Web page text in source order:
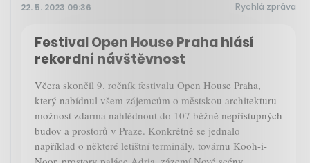
22. 5. 2023 09:36 Rychlá zpráva
Festival Open House Praha hlásí
rekordní návštěvnost
Včera skončil 9. ročník festivalu Open House Praha,
který nabídnul všem zájemcům o městskou architekturu
možnost zdarma nahlédnout do 107 běžně nepřístupných
budov a prostorů v Praze. Konkrétně se jednalo
například o některé letištní terminály, továrnu Kooh-i-